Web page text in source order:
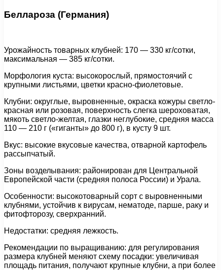
Беллароза (Германия)
Урожайность товарных клубней: 170 — 330 кг/сотки,
максимальная — 385 кг/сотки.
Морфология куста: высокорослый, прямостоячий с
крупными листьями, цветки красно-фиолетовые.
Клубни: округлые, выровненные, окраска кожуры светло-
красная или розовая, поверхность слегка шероховатая,
мякоть светло-желтая, глазки неглубокие, средняя масса
110 — 210 г («гиганты» до 800 г), в кусту 9 шт.
Вкус: высокие вкусовые качества, отварной картофель
рассыпчатый.
Зоны возделывания: районирован для Центральной
Европейской части (средняя полоса России) и Урала.
Особенности: высокотоварный сорт с выровненными
клубнями, устойчив к вирусам, нематоде, парше, раку и
фитофторозу, сверхранний.
Недостатки: средняя лежкость.
Рекомендации по выращиванию: для регулирования
размера клубней меняют схему посадки: увеличивая
площадь питания, получают крупные клубни, а при более